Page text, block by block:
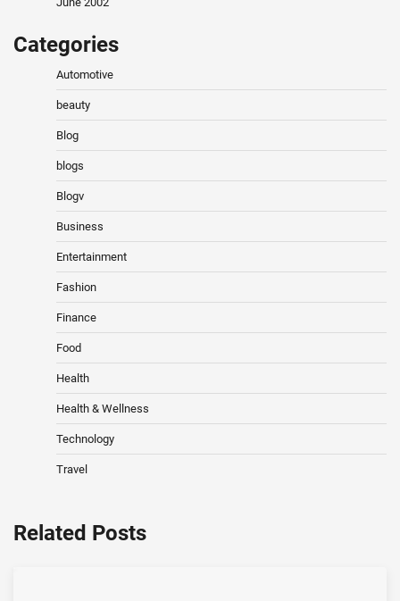
Categories
Automotive
beauty
Blog
blogs
Blogv
Business
Entertainment
Fashion
Finance
Food
Health
Health & Wellness
Technology
Travel
Related Posts